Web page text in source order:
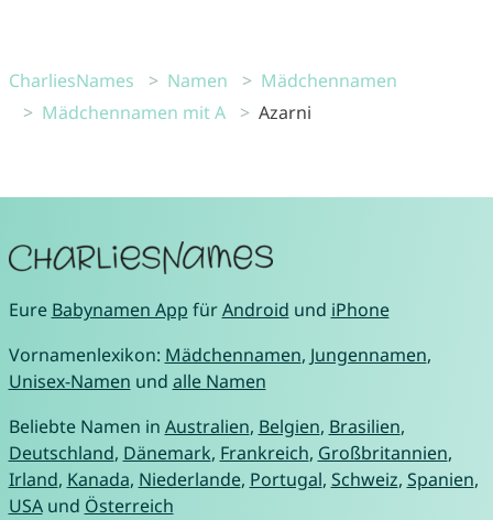
CharliesNames Namen
Mädchennamen
Mädchennamen mit A
Azarni
Eure Babynamen App fürAndroid und iPhone
Vornamenlexikon: Mädchennamen, Jungennamen,
Unisex-Namen und alle Namen
Beliebte Namen in Australien, Belgien, Brasilien,
Deutschland, Dänemark, Frankreich, Großbritannien,
Irland, Kanada, Niederlande, Portugal, Schweiz, Spanien,
USAund Österreich